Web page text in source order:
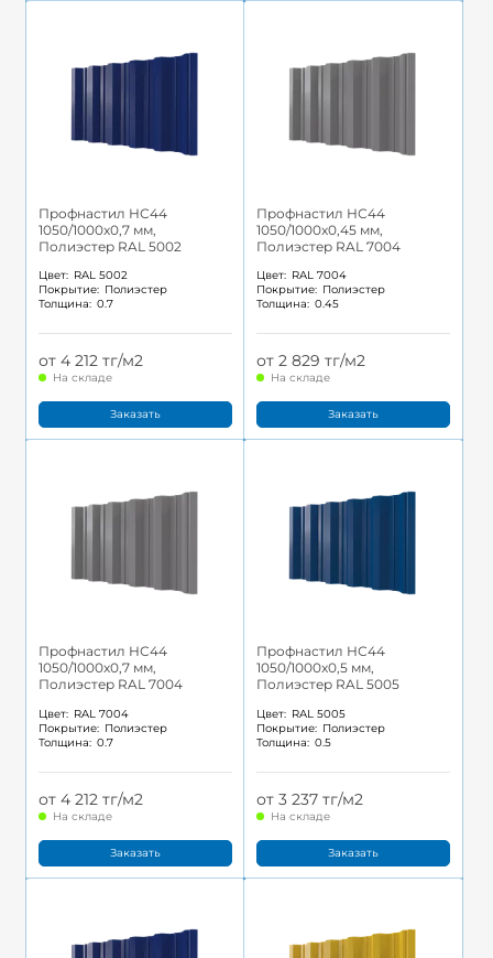
Профнастил НС44
1050/1000x0,7 мм,
Полиэстер RAL 5002
Цвет: RAL 5002
Покрытие: Полиэстер
Толщина: 0.7
от 4 212 тг/м2
На складе
Заказать
Профнастил НС44
1050/1000x0,45 мм,
Полиэстер RAL 7004
Цвет: RAL 7004
Покрытие: Полиэстер
Толщина: 0.45
от 2 829 тг/м2
На складе
Заказать
Профнастил НС44
1050/1000x0,7 мм,
Полиэстер RAL 7004
Цвет: RAL 7004
Покрытие: Полиэстер
Толщина: 0.7
от 4 212 тг/м2
На складе
Заказать
Профнастил НС44
1050/1000x0,5 мм,
Полиэстер RAL 5005
Цвет: RAL 5005
Покрытие: Полиэстер
Толщина: 0.5
от 3 237 тг/м2
На складе
Заказать